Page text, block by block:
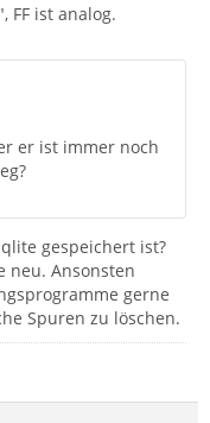
FF ist analog.
er ist immer noch
gespeichert ist?
neu. Ansonsten
gerne
Spuren zu löschen.